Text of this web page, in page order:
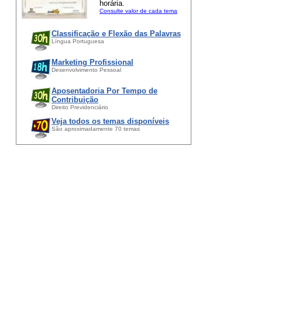
horária.
Consulte valor de cada tema
Classificação e Flexão das Palavras
Língua Portuguesa
Marketing Profissional
Desenvolvimento Pessoal
Aposentadoria Por Tempo de
Contribuição
Direito Previdenciário
Veja todos os temas disponíveis
São aproximadamente 70 temas